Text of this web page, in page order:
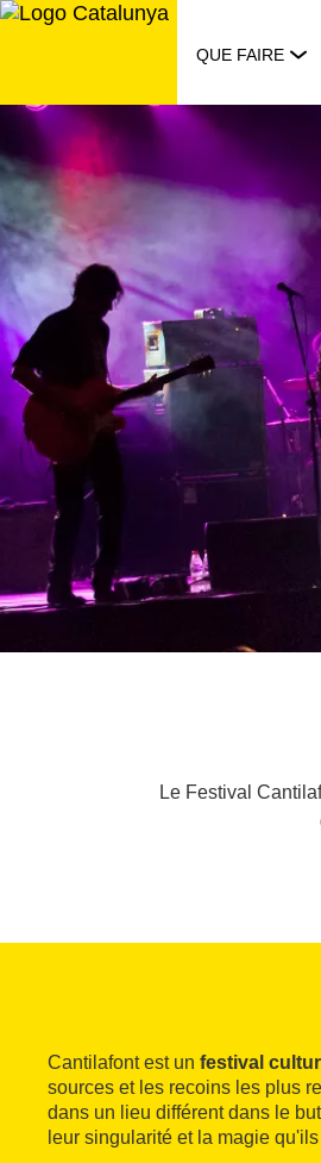
Aller
QUE FAIRE
Le Festival
Cantilafont est un festival
sources et les recoins les plus
dans un lieu différent dans le
leur singularité et la magie